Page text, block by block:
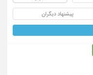
پیشنهاد دیگران